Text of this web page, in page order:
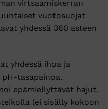
virtsaamiskerran
vuotosuojat
yhdessä 360 asteen
yhdessä ihoa ja
tasapainoa.
epämiellyttävät hajut.
(ei sisälly kokoon